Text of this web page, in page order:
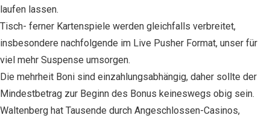
laufen lassen.
Tisch- ferner Kartenspiele werden gleichfalls verbreitet,
insbesondere nachfolgende im Live Pusher Format, unser für
viel mehr Suspense umsorgen.
Die mehrheit Boni sind einzahlungsabhängig, daher sollte der
Mindestbetrag zur Beginn des Bonus keineswegs obig sein.
Waltenberg hat Tausende durch Angeschlossen-Casinos,